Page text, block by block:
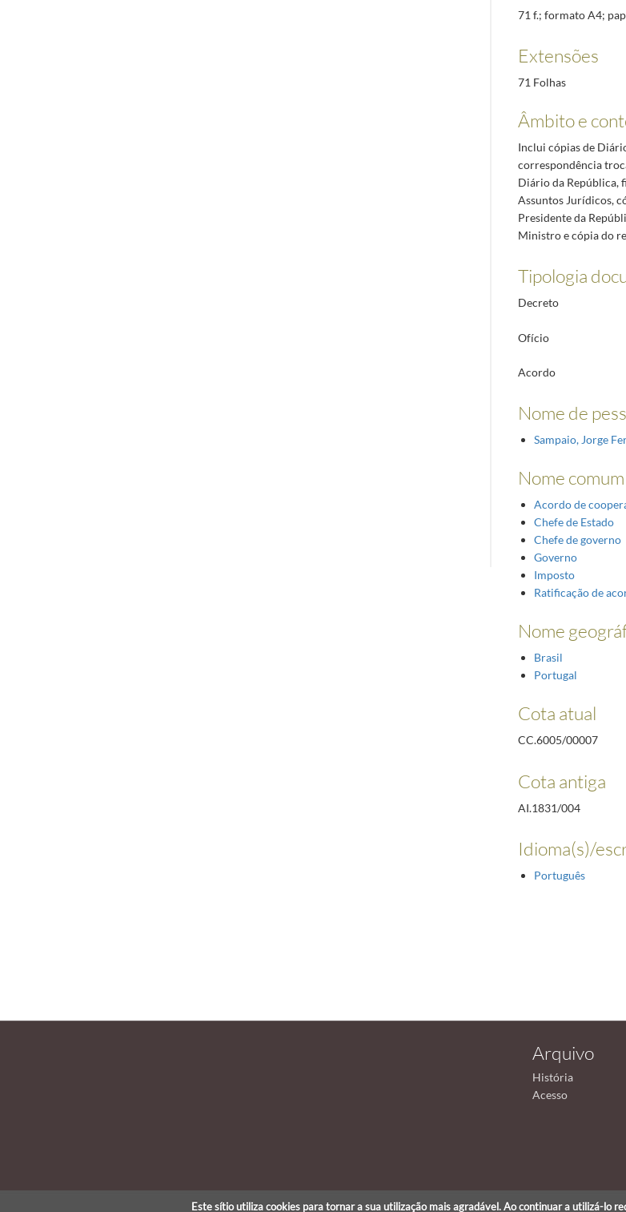
71 f.; formato A4;
Extensões
71 Folhas
Âmbito e
Inclui cópias de
correspondência
Diário da República,
Assuntos Jurídicos,
Presidente da
Ministro e cópia do
Tipologia
Decreto
Ofício
Acordo
Nome de
Sampaio, Jorge
Nome comum
Acordo de
Chefe de Estado
Chefe de governo
Governo
Imposto
Ratificação de
Nome
Brasil
Portugal
Cota atual
CC.6005/00007
Cota antiga
AI.1831/004
Idioma(s)/
Português
Arquivo
História
Acesso
Este sítio utiliza cookies para tornar a sua utilização mais agradável. Ao continuar a utilizá-lo